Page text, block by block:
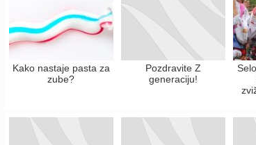
Kako nastaje pasta za
zube?
Pozdravite Z
generaciju!